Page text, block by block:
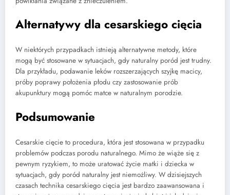
Alternatywy dla cesarskiego cięcia
W niektórych przypadkach istnieją alternatywne metody, które
mogą być stosowane w sytuacjach, gdy naturalny poród jest trudny.
Dla przykładu, podawanie leków rozszerzających szyjkę macicy,
próby poprawy położenia płodu czy zastosowanie prób
akupunktury mogą pomóc matce w naturalnym porodzie.
Podsumowanie
Cesarskie cięcie to procedura, która jest stosowana w przypadku
problemów podczas porodu naturalnego. Mimo że wiąże się z
pewnym ryzykiem, to może uratować życie matki i dziecka w
sytuacjach, gdy poród naturalny jest niemożliwy. W dzisiejszych
czasach technika cesarskiego cięcia jest bardzo zaawansowana i